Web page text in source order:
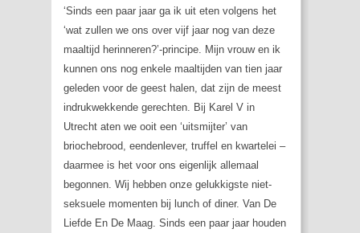
‘Sinds een paar jaar ga ik uit eten volgens het
‘wat zullen we ons over vijf jaar nog van deze
maaltijd herinneren?’-principe. Mijn vrouw en ik
kunnen ons nog enkele maaltijden van tien jaar
geleden voor de geest halen, dat zijn de meest
indrukwekkende gerechten. Bij Karel V in
Utrecht aten we ooit een ‘uitsmijter’ van
briochebrood, eendenlever, truffel en kwartelei –
daarmee is het voor ons eigenlijk allemaal
begonnen. Wij hebben onze gelukkigste niet-
seksuele momenten bij lunch of diner. Van De
Liefde En De Maag. Sinds een paar jaar houden